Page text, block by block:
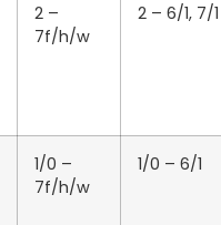
2 –
7f/h/w
2 – 6/1, 7/1
1/0 –
7f/h/w
1/0 – 6/1